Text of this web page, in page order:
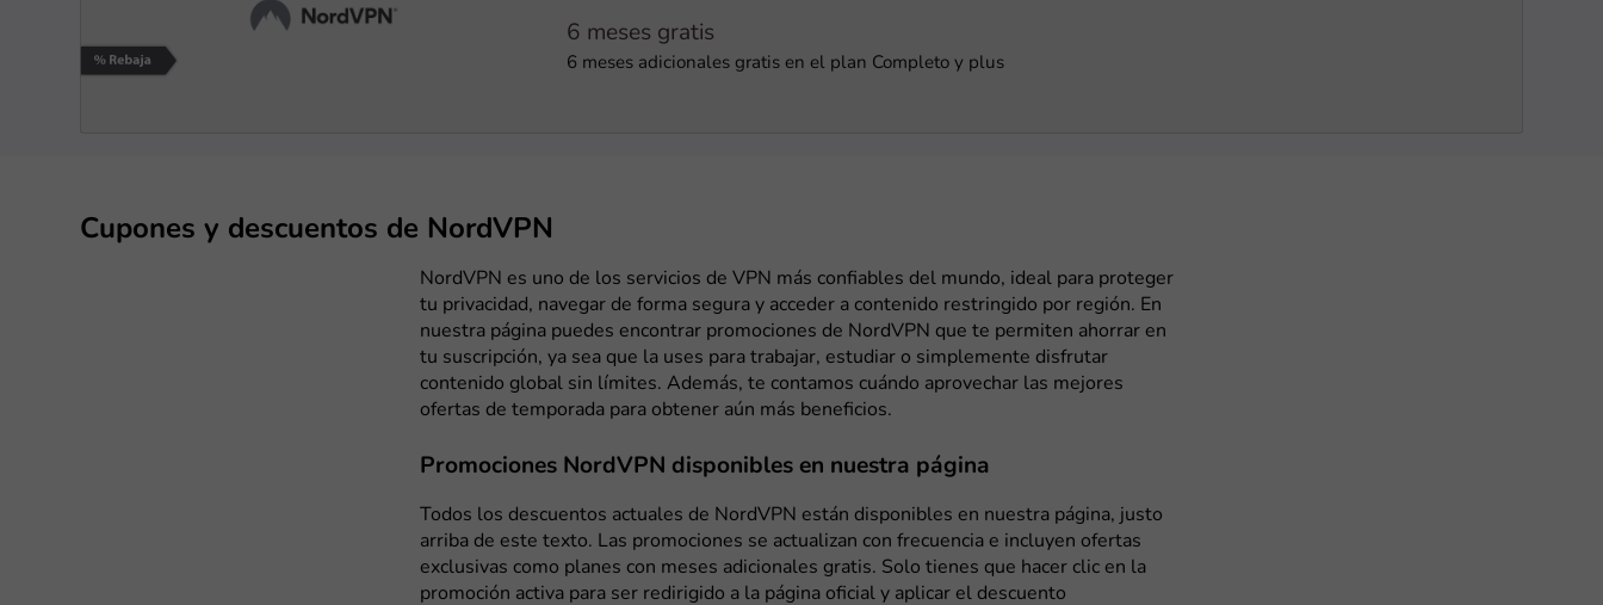
6 meses gratis
6 meses adicionales gratis en el plan Completo y plus
Cupones y descuentos de NordVPN
NordVPN es uno de los servicios de VPN más confiables del mundo, ideal para proteger
tu privacidad, navegar de forma segura y acceder a contenido restringido por región. En
nuestra página puedes encontrar promociones de NordVPN que te permiten ahorrar en
tu suscripción, ya sea que la uses para trabajar, estudiar o simplemente disfrutar
contenido global sin límites. Además, te contamos cuándo aprovechar las mejores
ofertas de temporada para obtener aún más beneficios.
Promociones NordVPN disponibles en nuestra página
Todos los descuentos actuales de NordVPN están disponibles en nuestra página, justo
arriba de este texto. Las promociones se actualizan con frecuencia e incluyen ofertas
exclusivas como planes con meses adicionales gratis. Solo tienes que hacer clic en la
promoción activa para ser redirigido a la página oficial y aplicar el descuento